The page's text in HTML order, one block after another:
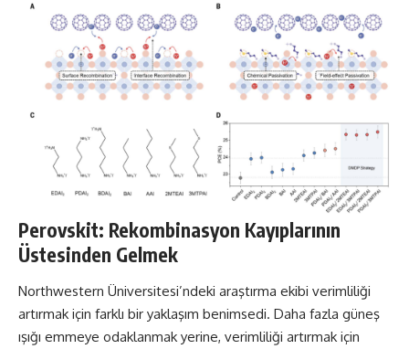
Perovskit: Rekombinasyon Kayıplarının
Üstesinden Gelmek
Northwestern Üniversitesi’ndeki araştırma ekibi verimliliği
artırmak için farklı bir yaklaşım benimsedi. Daha fazla güneş
ışığı emmeye odaklanmak yerine, verimliliği artırmak için